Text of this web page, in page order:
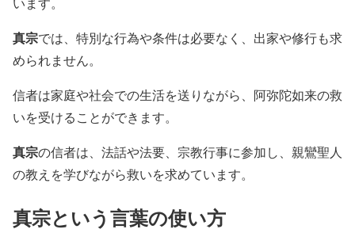
真宗では、特別な行為や条件は必要なく、出家や修行も求
められません。
信者は家庭や社会での生活を送りながら、阿弥陀如来の救
いを受けることができます。
真宗の信者は、法話や法要、宗教行事に参加し、親鸞聖人
の教えを学びながら救いを求めています。
真宗という言葉の使い方